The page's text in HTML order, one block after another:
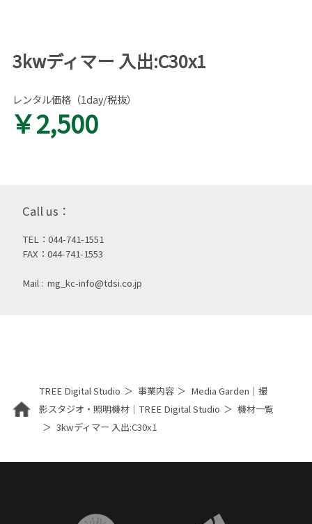
3kwディマー 入出:C30x1
レンタル価格（1day/税抜）
￥2,500
Call us：
TEL：044-741-1551
FAX：044-741-1553
Mail : mg_kc-info@tdsi.co.jp
TREE Digital Studio 事業内容
Media Garden｜撮
影スタジオ・照明機材｜TREE Digital Studio
機材一覧
3kwディマー 入出:C30x1